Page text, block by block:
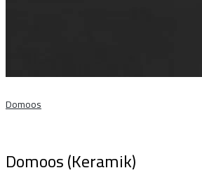
Domoos
Domoos (Keramik)